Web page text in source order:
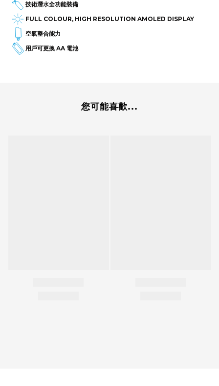
技術潛水全功能裝備
FULL COLOUR, HIGH RESOLUTION AMOLED DISPLAY
空氣整合能力
用戶可更換 AA 電池
您可能喜歡...